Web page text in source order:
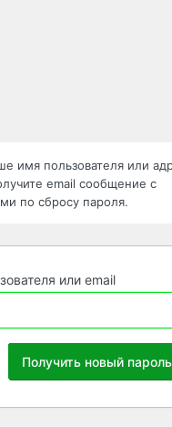
имя пользователя или
email сообщение с
по сбросу пароля.
или email